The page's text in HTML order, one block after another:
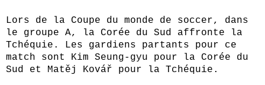
Lors de la Coupe du monde de soccer, dans
le groupe A, la Corée du Sud affronte la
Tchéquie. Les gardiens partants pour ce
match sont Kim Seung-gyu pour la Corée du
Sud et Matěj Kovář pour la Tchéquie.